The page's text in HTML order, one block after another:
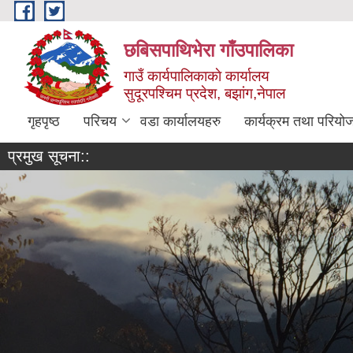
Skip to main content
छबिसपाथिभेरा गाँउपालिका
गाउँ कार्यपालिकाकाे कार्यालय
सुदूरपश्चिम प्रदेश, बझांग,नेपाल
गृहपृष्ठ परिचय वडा कार्यालयहरु कार्यक्रम तथा
प्रमुख सूचना::